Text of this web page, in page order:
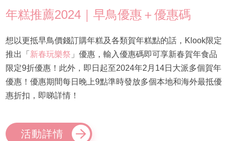
年糕推薦2024｜早鳥優惠＋優惠碼
想以更抵早鳥價錢訂購年糕及各類賀年糕點的話，Klook限定
推出「 新春玩樂祭 」優惠，輸入優惠碼即可享新春賀年食品
限定9折優惠！此外，即日起至2024年2月14日大派多個賀年
優惠！優惠期間每日晚上9點準時發放多個本地和海外最抵優
惠折扣，即睇詳情！
活動詳情